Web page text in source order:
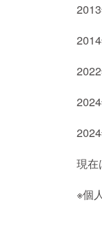
現在
※個